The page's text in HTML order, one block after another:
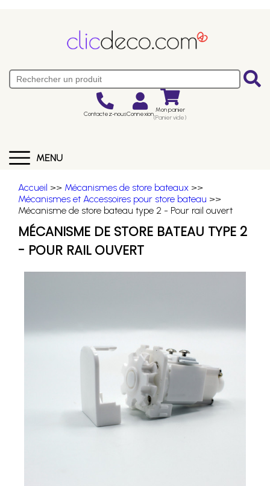
Contactez-nousConnexion Mon panier
(Panier vide)
MENU
Accueil >> Mécanismes de store bateaux >>
Mécanismes et Accessoires pour store bateau >>
Mécanisme de store bateau type 2 - Pour rail ouvert
MÉCANISME DE STORE BATEAU TYPE 2
- POUR RAIL OUVERT